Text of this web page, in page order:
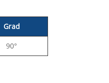
Grad
90°